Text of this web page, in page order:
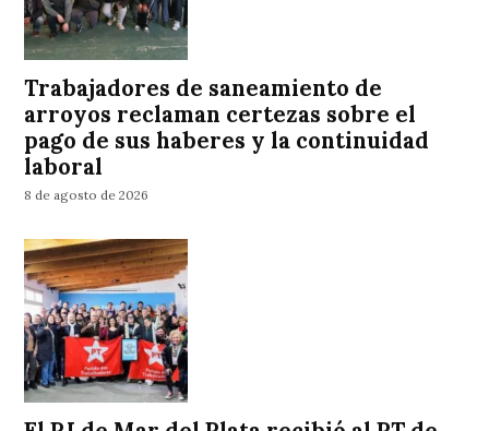
Trabajadores de saneamiento de
arroyos reclaman certezas sobre el
pago de sus haberes y la continuidad
laboral
8 de agosto de 2026